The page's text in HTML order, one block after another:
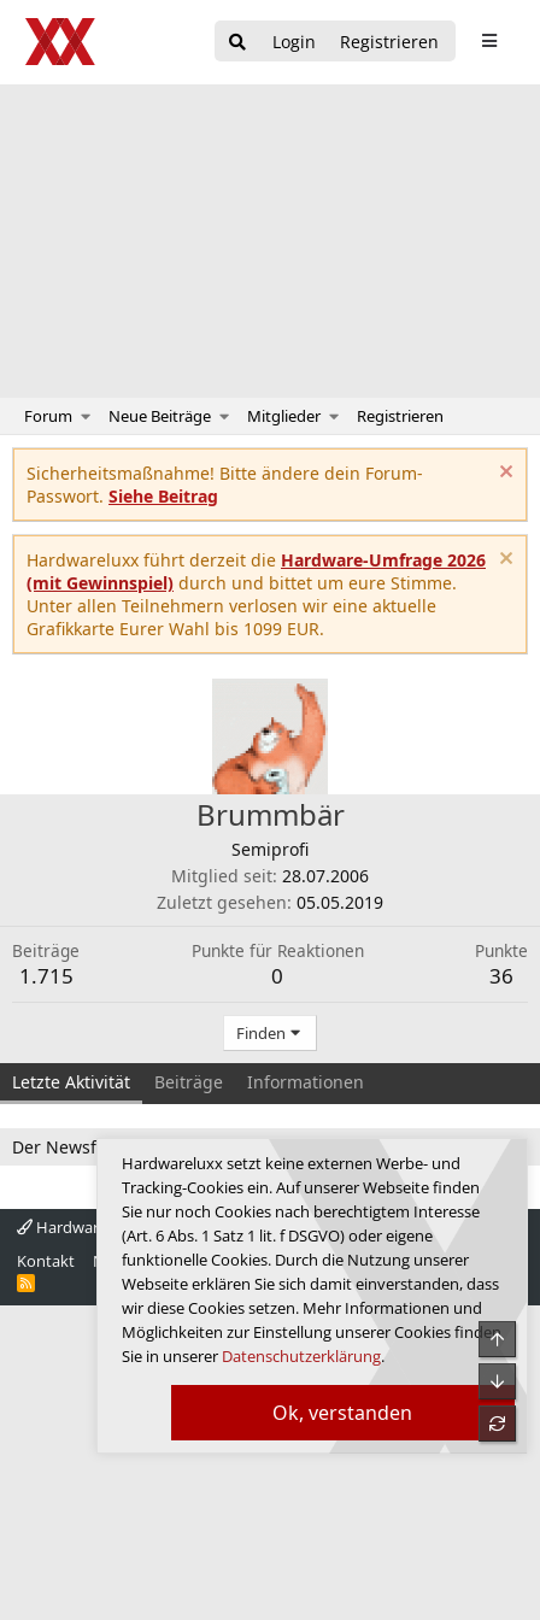
Login Registrieren
Forum Neue Beiträge Mitglieder Registrieren
Sicherheitsmaßnahme! Bitte ändere dein Forum-
Passwort. Siehe Beitrag
Hardwareluxx führt derzeit die Hardware-Umfrage 2026
(mit Gewinnspiel) durch und bittet um eure Stimme.
Unter allen Teilnehmern verlosen wir eine aktuelle
Grafikkarte Eurer Wahl bis 1099 EUR.
Brummbär
Semiprofi
Mitglied seit 28.07.2006
Zuletzt gesehen 05.05.2019
Beiträge
1.715
Punkte für Reaktionen
0
Punkte
36
Finden
Letzte Aktivität Beiträge Informationen
Der Newsfeed ist zur Zeit leer.
Hardwareluxx 4.0
Deutsch
Kontakt
Nutzungsbedingungen Datenschutz Hilfe Startseite
R
Ok, verstanden
Hardwareluxx setzt keine externen Werbe- und
Tracking-Cookies ein. Auf unserer Webseite finden
Sie nur noch Cookies nach berechtigtem Interesse
(Art. 6 Abs. 1 Satz 1 lit. f DSGVO) oder eigene
funktionelle Cookies. Durch die Nutzung unserer
Webseite erklären Sie sich damit einverstanden, dass
wir diese Cookies setzen. Mehr Informationen und
Möglichkeiten zur Einstellung unserer Cookies finden
Sie in unserer Datenschutzerklärung.